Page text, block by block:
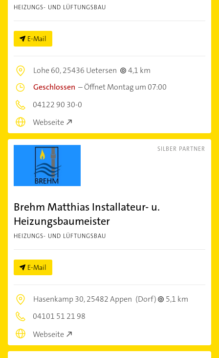
HEIZUNGS- UND LÜFTUNGSBAU
E-Mail
Lohe 60,25436 Uetersen
4,1 km
Geschlossen –Öffnet Montag um 07:00
04122 90 30-0
Webseite
SILBER PARTNER
Brehm Matthias Installateur- u.
Heizungsbaumeister
HEIZUNGS- UND LÜFTUNGSBAU
E-Mail
Hasenkamp 30,25482 Appen (Dorf)
5,1 km
04101 51 21 98
Webseite